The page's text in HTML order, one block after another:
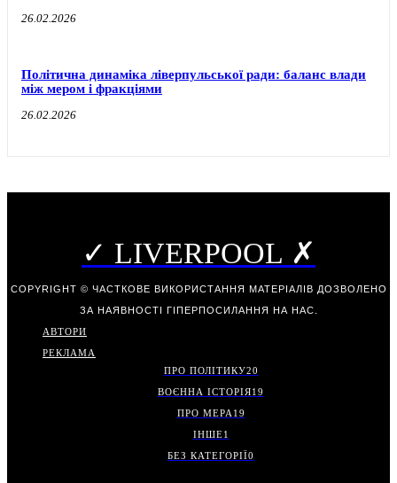
26.02.2026
Політична динаміка ліверпульської ради: баланс влади
між мером і фракціями
26.02.2026
✓ LIVERPOOL ✗
COPYRIGHT © ЧАСТКОВЕ ВИКОРИСТАННЯ МАТЕРІАЛІВ ДОЗВОЛЕНО
ЗА НАЯВНОСТІ ГІПЕРПОСИЛАННЯ НА НАС.
АВТОРИ
РЕКЛАМА
ПРО ПОЛІТИКУ20
ВОЄННА ІСТОРІЯ19
ПРО МЕРА 19
ІНШЕ1
БЕЗ КАТЕГОРІЇ0